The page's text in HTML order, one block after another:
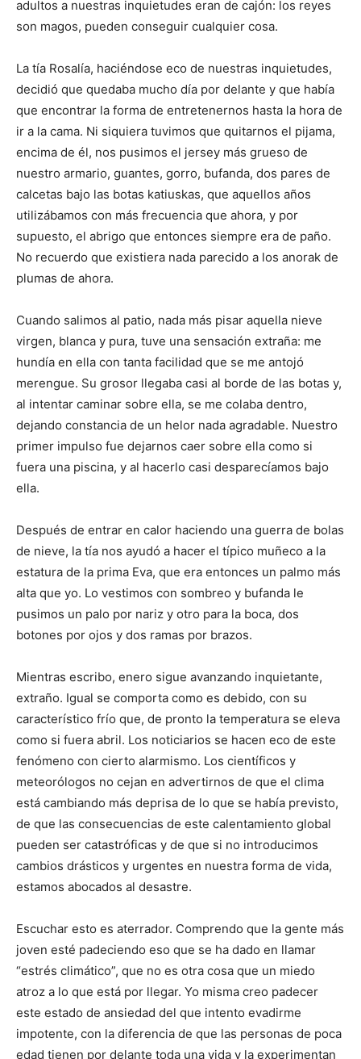
adultos a nuestras inquietudes eran de cajón: los reyes
son magos, pueden conseguir cualquier cosa.
La tía Rosalía, haciéndose eco de nuestras inquietudes,
decidió que quedaba mucho día por delante y que había
que encontrar la forma de entretenernos hasta la hora de
ir a la cama. Ni siquiera tuvimos que quitarnos el pijama,
encima de él, nos pusimos el jersey más grueso de
nuestro armario, guantes, gorro, bufanda, dos pares de
calcetas bajo las botas katiuskas, que aquellos años
utilizábamos con más frecuencia que ahora, y por
supuesto, el abrigo que entonces siempre era de paño.
No recuerdo que existiera nada parecido a los anorak de
plumas de ahora.
Cuando salimos al patio, nada más pisar aquella nieve
virgen, blanca y pura, tuve una sensación extraña: me
hundía en ella con tanta facilidad que se me antojó
merengue. Su grosor llegaba casi al borde de las botas y,
al intentar caminar sobre ella, se me colaba dentro,
dejando constancia de un helor nada agradable. Nuestro
primer impulso fue dejarnos caer sobre ella como si
fuera una piscina, y al hacerlo casi desparecíamos bajo
ella.
Después de entrar en calor haciendo una guerra de bolas
de nieve, la tía nos ayudó a hacer el típico muñeco a la
estatura de la prima Eva, que era entonces un palmo más
alta que yo. Lo vestimos con sombreo y bufanda le
pusimos un palo por nariz y otro para la boca, dos
botones por ojos y dos ramas por brazos.
Mientras escribo, enero sigue avanzando inquietante,
extraño. Igual se comporta como es debido, con su
característico frío que, de pronto la temperatura se eleva
como si fuera abril. Los noticiarios se hacen eco de este
fenómeno con cierto alarmismo. Los científicos y
meteorólogos no cejan en advertirnos de que el clima
está cambiando más deprisa de lo que se había previsto,
de que las consecuencias de este calentamiento global
pueden ser catastróficas y de que si no introducimos
cambios drásticos y urgentes en nuestra forma de vida,
estamos abocados al desastre.
Escuchar esto es aterrador. Comprendo que la gente más
joven esté padeciendo eso que se ha dado en llamar
“estrés climático”, que no es otra cosa que un miedo
atroz a lo que está por llegar. Yo misma creo padecer
este estado de ansiedad del que intento evadirme
impotente, con la diferencia de que las personas de poca
edad tienen por delante toda una vida y la experimentan